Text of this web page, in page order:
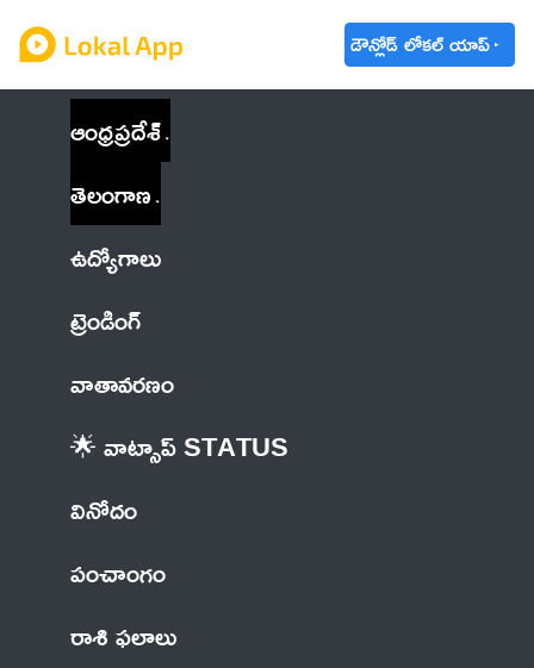
డౌన్లోడ్ లోకల్ యాప్
ఆంధ్రప్రదేశ్
తెలంగాణ
ఉద్యోగాలు
ట్రెండింగ్
వాతావరణం
🌟 వాట్సాప్ STATUS
వినోదం
పంచాంగం
రాశి ఫలాలు